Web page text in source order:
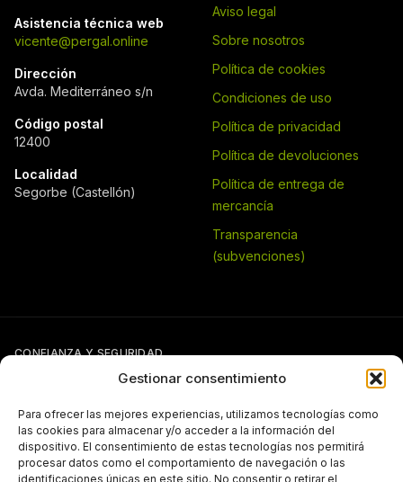
Gestionar consentimiento
Para ofrecer las mejores experiencias, utilizamos tecnologías como
las cookies para almacenar y/o acceder a la información del
dispositivo. El consentimiento de estas tecnologías nos permitirá
procesar datos como el comportamiento de navegación o las
identificaciones únicas en este sitio. No consentir o retirar el
Asistencia técnica web
vicente@pergal.online
Dirección
Avda. Mediterráneo s/n
Código postal
12400
Localidad
Segorbe (Castellón)
Aviso legal
Sobre nosotros
Política de cookies
Condiciones de uso
Política de privacidad
Política de devoluciones
Política de entrega de
mercancía
Transparencia
(subvenciones)
CONFIANZA Y SEGURIDAD